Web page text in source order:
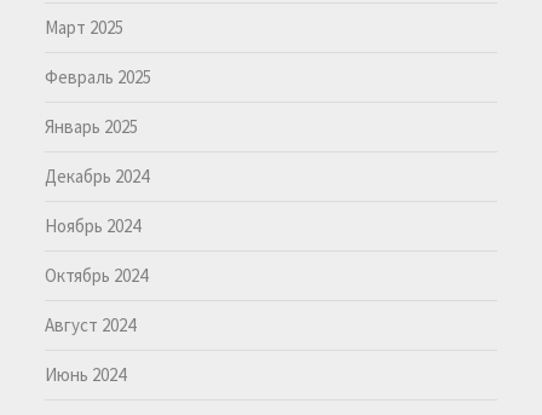
Март 2025
Февраль 2025
Январь 2025
Декабрь 2024
Ноябрь 2024
Октябрь 2024
Август 2024
Июнь 2024